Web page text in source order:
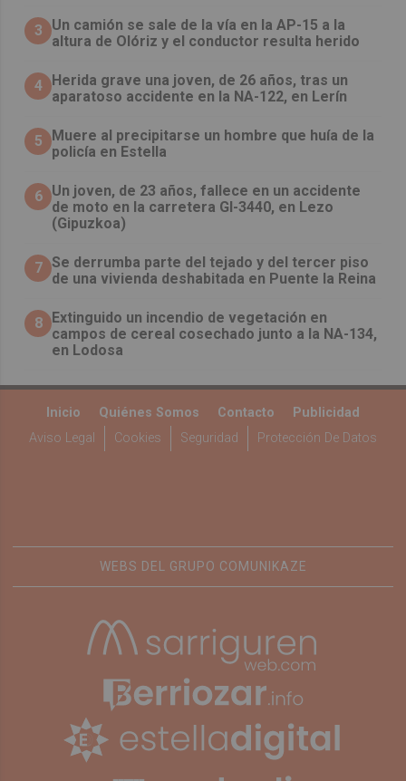
3
Un camión se sale de la vía en la AP-15 a la
altura de Olóriz y el conductor resulta herido
4 Herida grave una joven, de 26 años, tras un
aparatoso accidente en la NA-122, en Lerín
5
Muere al precipitarse un hombre que huía de la
policía en Estella
6 Un joven, de 23 años, fallece en un accidente
de moto en la carretera GI-3440, en Lezo
(Gipuzkoa)
7 Se derrumba parte del tejado y del tercer piso
de una vivienda deshabitada en Puente la Reina
8 Extinguido un incendio de vegetación en
campos de cereal cosechado junto a la NA-134,
en Lodosa
Inicio Quiénes Somos Contacto
Publicidad
Aviso Legal
Cookies Seguridad Protección De Datos
WEBS DEL GRUPO COMUNIKAZE